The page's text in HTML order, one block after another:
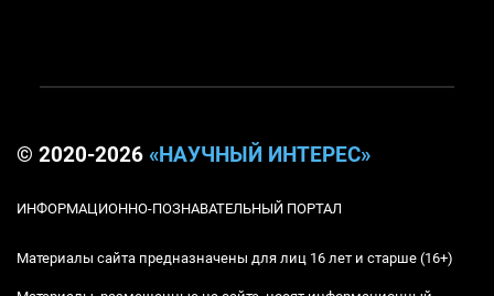
© 2020-2026 «НАУЧНЫЙ ИНТЕРЕС»
ИНФОРМАЦИОННО-ПОЗНАВАТЕЛЬНЫЙ ПОРТАЛ
Материалы сайта предназначены для лиц 16 лет и старше (16+)